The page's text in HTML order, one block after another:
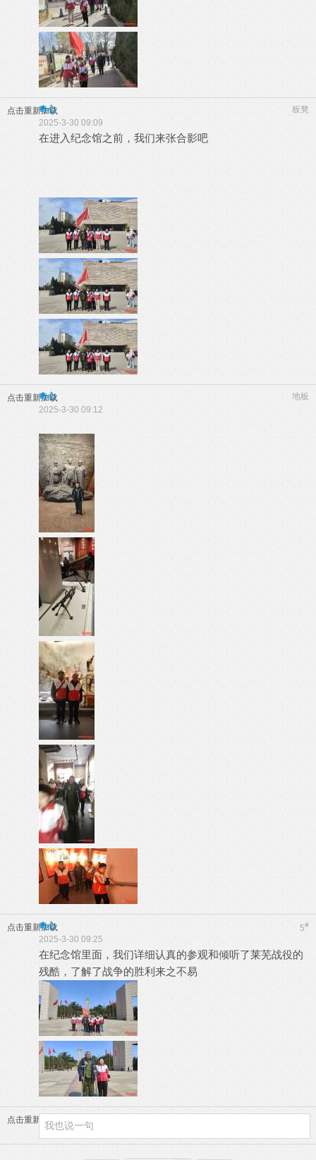
点击重新加载 板凳
奇心
2025-3-30 09:09
在进入纪念馆之前，我们来张合影吧
点击重新加载 地板
奇心
2025-3-30 09:12
点击重新加载 5#
奇心
2025-3-30 09:25
在纪念馆里面，我们详细认真的参观和倾听了莱芜战役的
残酷，了解了战争的胜利来之不易
点击重新加载